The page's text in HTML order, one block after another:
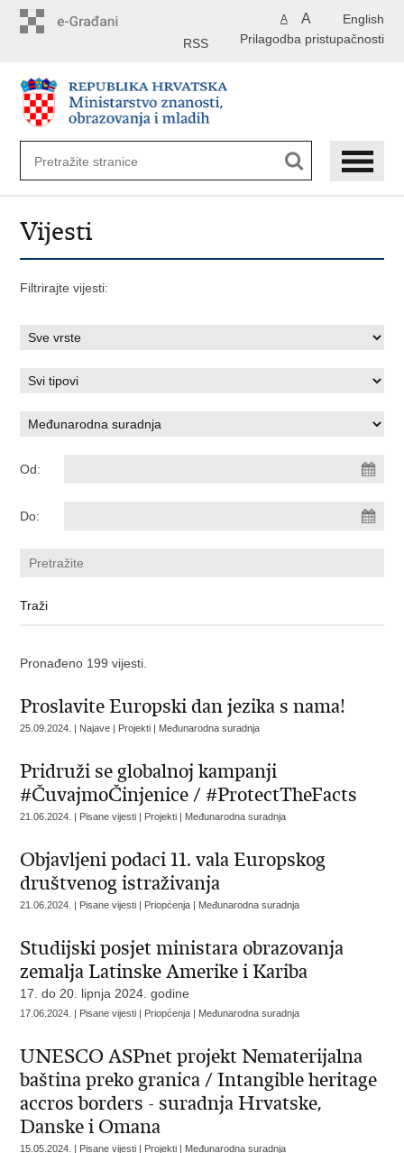
English
A A
Prilagodba pristupačnosti
RSS
Vijesti
Filtrirajte vijesti:
Od:
Do:
Pronađeno 199 vijesti.
Proslavite Europski dan jezika s nama!
25.09.2024. | Najave | Projekti | Međunarodna suradnja
Pridruži se globalnoj kampanji
#ČuvajmoČinjenice / #ProtectTheFacts
21.06.2024. | Pisane vijesti | Projekti | Međunarodna suradnja
Objavljeni podaci 11. vala Europskog
društvenog istraživanja
21.06.2024. | Pisane vijesti | Priopćenja | Međunarodna suradnja
Studijski posjet ministara obrazovanja
zemalja Latinske Amerike i Kariba
17. do 20. lipnja 2024. godine
17.06.2024. | Pisane vijesti | Priopćenja | Međunarodna suradnja
UNESCO ASPnet projekt Nematerijalna
baština preko granica / Intangible heritage
accros borders - suradnja Hrvatske,
Danske i Omana
15.05.2024. | Pisane vijesti | Projekti | Međunarodna suradnja